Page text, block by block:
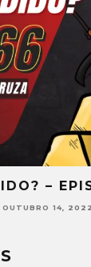
–
SETEMBRO 30,